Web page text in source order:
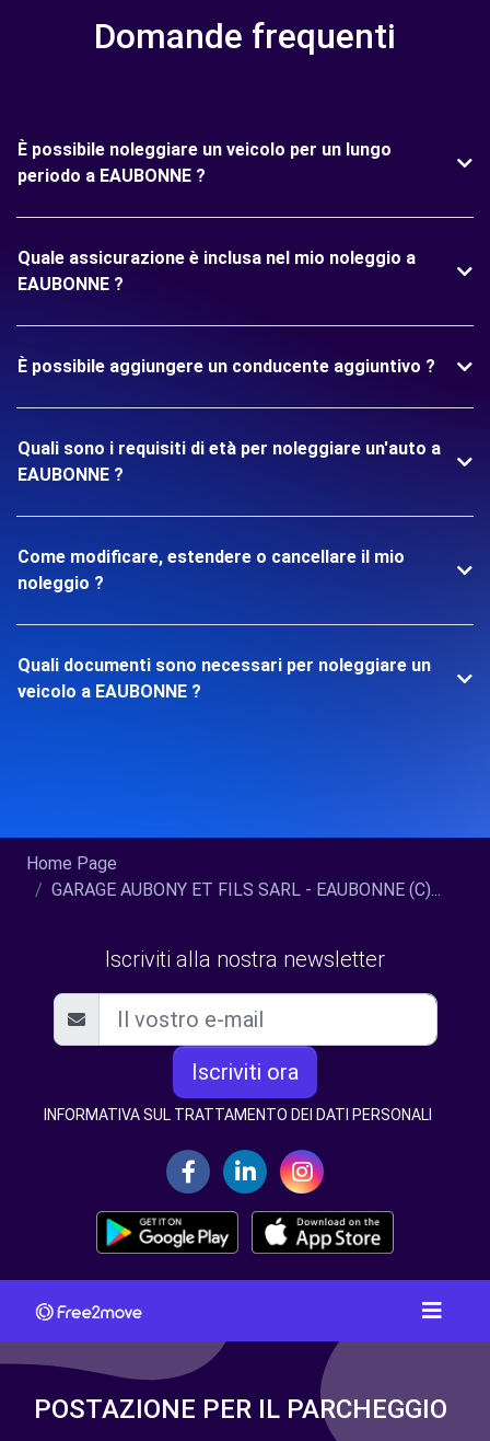
Domande frequenti
È possibile noleggiare un veicolo per un lungo
periodo a EAUBONNE ?
Quale assicurazione è inclusa nel mio noleggio a
EAUBONNE ?
È possibile aggiungere un conducente aggiuntivo ?
Quali sono i requisiti di età per noleggiare un'auto a
EAUBONNE ?
Come modificare, estendere o cancellare il mio
noleggio ?
Quali documenti sono necessari per noleggiare un
veicolo a EAUBONNE ?
Home Page
GARAGE AUBONY ET FILS SARL - EAUBONNE (C)...
Iscriviti alla nostra newsletter
Iscriviti ora
INFORMATIVA SUL TRATTAMENTO DEI DATI PERSONALI
POSTAZIONE PER IL PARCHEGGIO